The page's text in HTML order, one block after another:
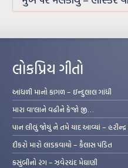
લોકપ્રિય ગીતો
આંધળી માનો કાગળ – ઇન્દુલાલ ગાંધી
મારા વા’લાને વઢીને કે’જો જી…
પાન લીલું જોયું ને તમે યાદ આવ્યાં – હરીન્દ્ર
દીકરો મારો લાડકવાયો – કૈલાસ પંડિત
કસુંબીનો રંગ – ઝવેરચંદ મેઘાણી